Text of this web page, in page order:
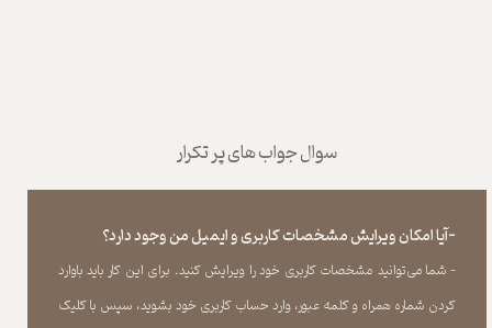
سوال جواب های پر تکرار
-آیا امکان ویرایش مشخصات کاربری و ایمیل من وجود دارد؟
- شما می‏‌توانید مشخصات کاربری خود را ویرایش کنید. برای این کار باید باوارد
کردن شماره همراه و کلمه عبور، وارد حساب کاربری خود بشوید، سپس با کلیک